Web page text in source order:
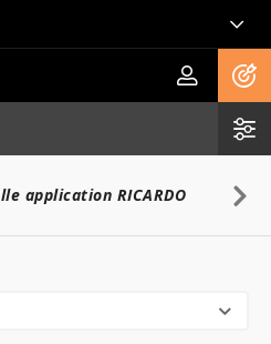
application RICARDO